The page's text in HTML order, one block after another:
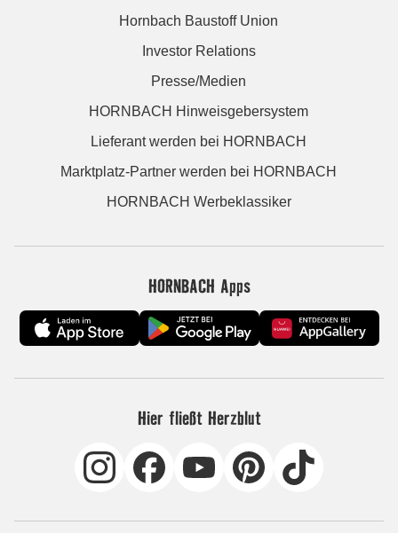
Hornbach Baustoff Union
Investor Relations
Presse/Medien
HORNBACH Hinweisgebersystem
Lieferant werden bei HORNBACH
Marktplatz-Partner werden bei HORNBACH
HORNBACH Werbeklassiker
HORNBACH Apps
Hier fließt Herzblut